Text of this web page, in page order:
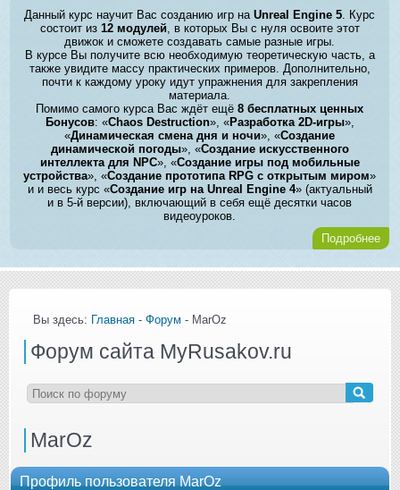
Данный курс научит Вас созданию игр наUnreal Engine 5 . Курс
состоит из 12 модулей, в которых Вы с нуля освоите этот
движок и сможете создавать самые разные игры.
В курсе Вы получите всю необходимую теоретическую часть, а
также увидите массу практических примеров. Дополнительно,
почти к каждому уроку идут упражнения для закрепления
материала.
Помимо самого курса Вас ждёт ещё8 бесплатных ценных
Бонусов: «Chaos Destruction», «Разработка 2D-игры»,
«Динамическая смена дня и ночи», «Создание
динамической погоды», «Создание искусственного
интеллекта для NPC», «Создание игры под мобильные
устройства», «Создание прототипа RPG с открытым миром»
и и весь курс «Создание игр на Unreal Engine 4» (актуальный
и в 5-й версии), включающий в себя ещё десятки часов
видеоуроков.
Подробнее
Вы здесь: Главная - Форум - MarOz
Форум сайта MyRusakov.ru
MarOz
Профиль пользователя MarOz